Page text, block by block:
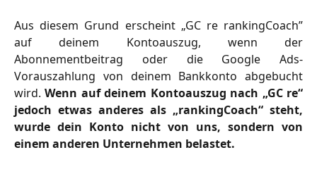
Aus diesem Grund erscheint „GC re rankingCoach”
auf deinem Kontoauszug, wenn der
Abonnementbeitrag oder die Google Ads-
Vorauszahlung von deinem Bankkonto abgebucht
wird.Wenn auf deinem Kontoauszug nach „GC re“
jedoch etwas anderes als „rankingCoach“ steht,
wurde dein Konto nicht von uns, sondern von
einem anderen Unternehmen belastet.